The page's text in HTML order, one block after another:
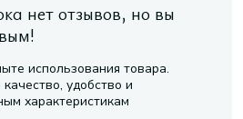
нет отзывов, но вы
использования товара.
удобство и
характеристикам